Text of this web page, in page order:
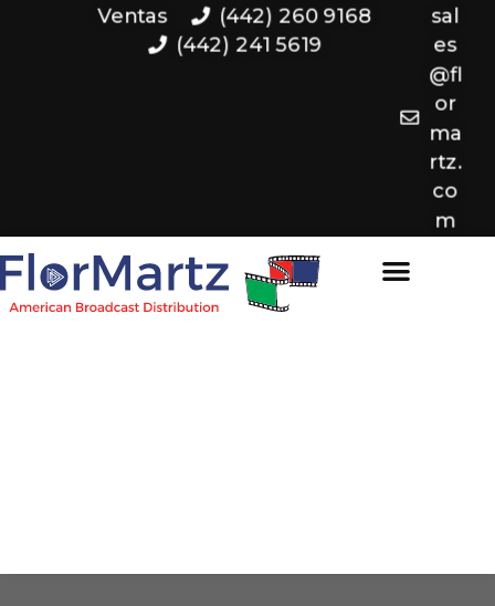
Ventas
(442) 260 9168
(442) 241 5619
sal
es
@fl
or
ma
rtz.
co
m